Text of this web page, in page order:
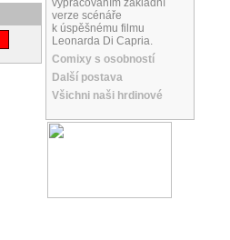
vypracováním základní
verze scénáře
k úspěšnému filmu
Leonarda Di Capria.
Comixy s osobností
Další postava
Všichni naši hrdinové